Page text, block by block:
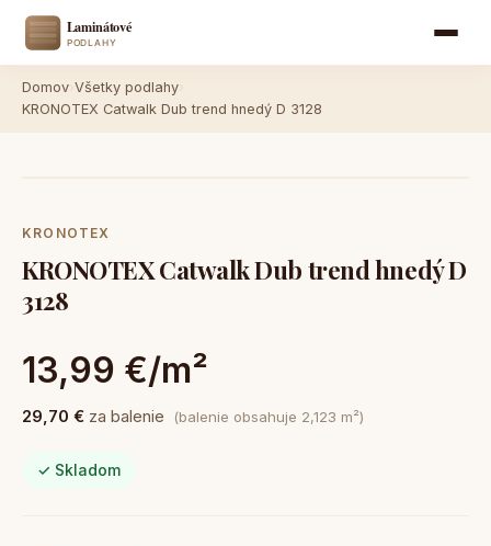
Domov Všetky podlahy
KRONOTEX Catwalk Dub trend hnedý D 3128
KRONOTEX
KRONOTEX Catwalk Dub trend hnedý D
3128
13,99 €/m²
29,70 € za balenie (balenie obsahuje 2,123 m²)
✓ Skladom